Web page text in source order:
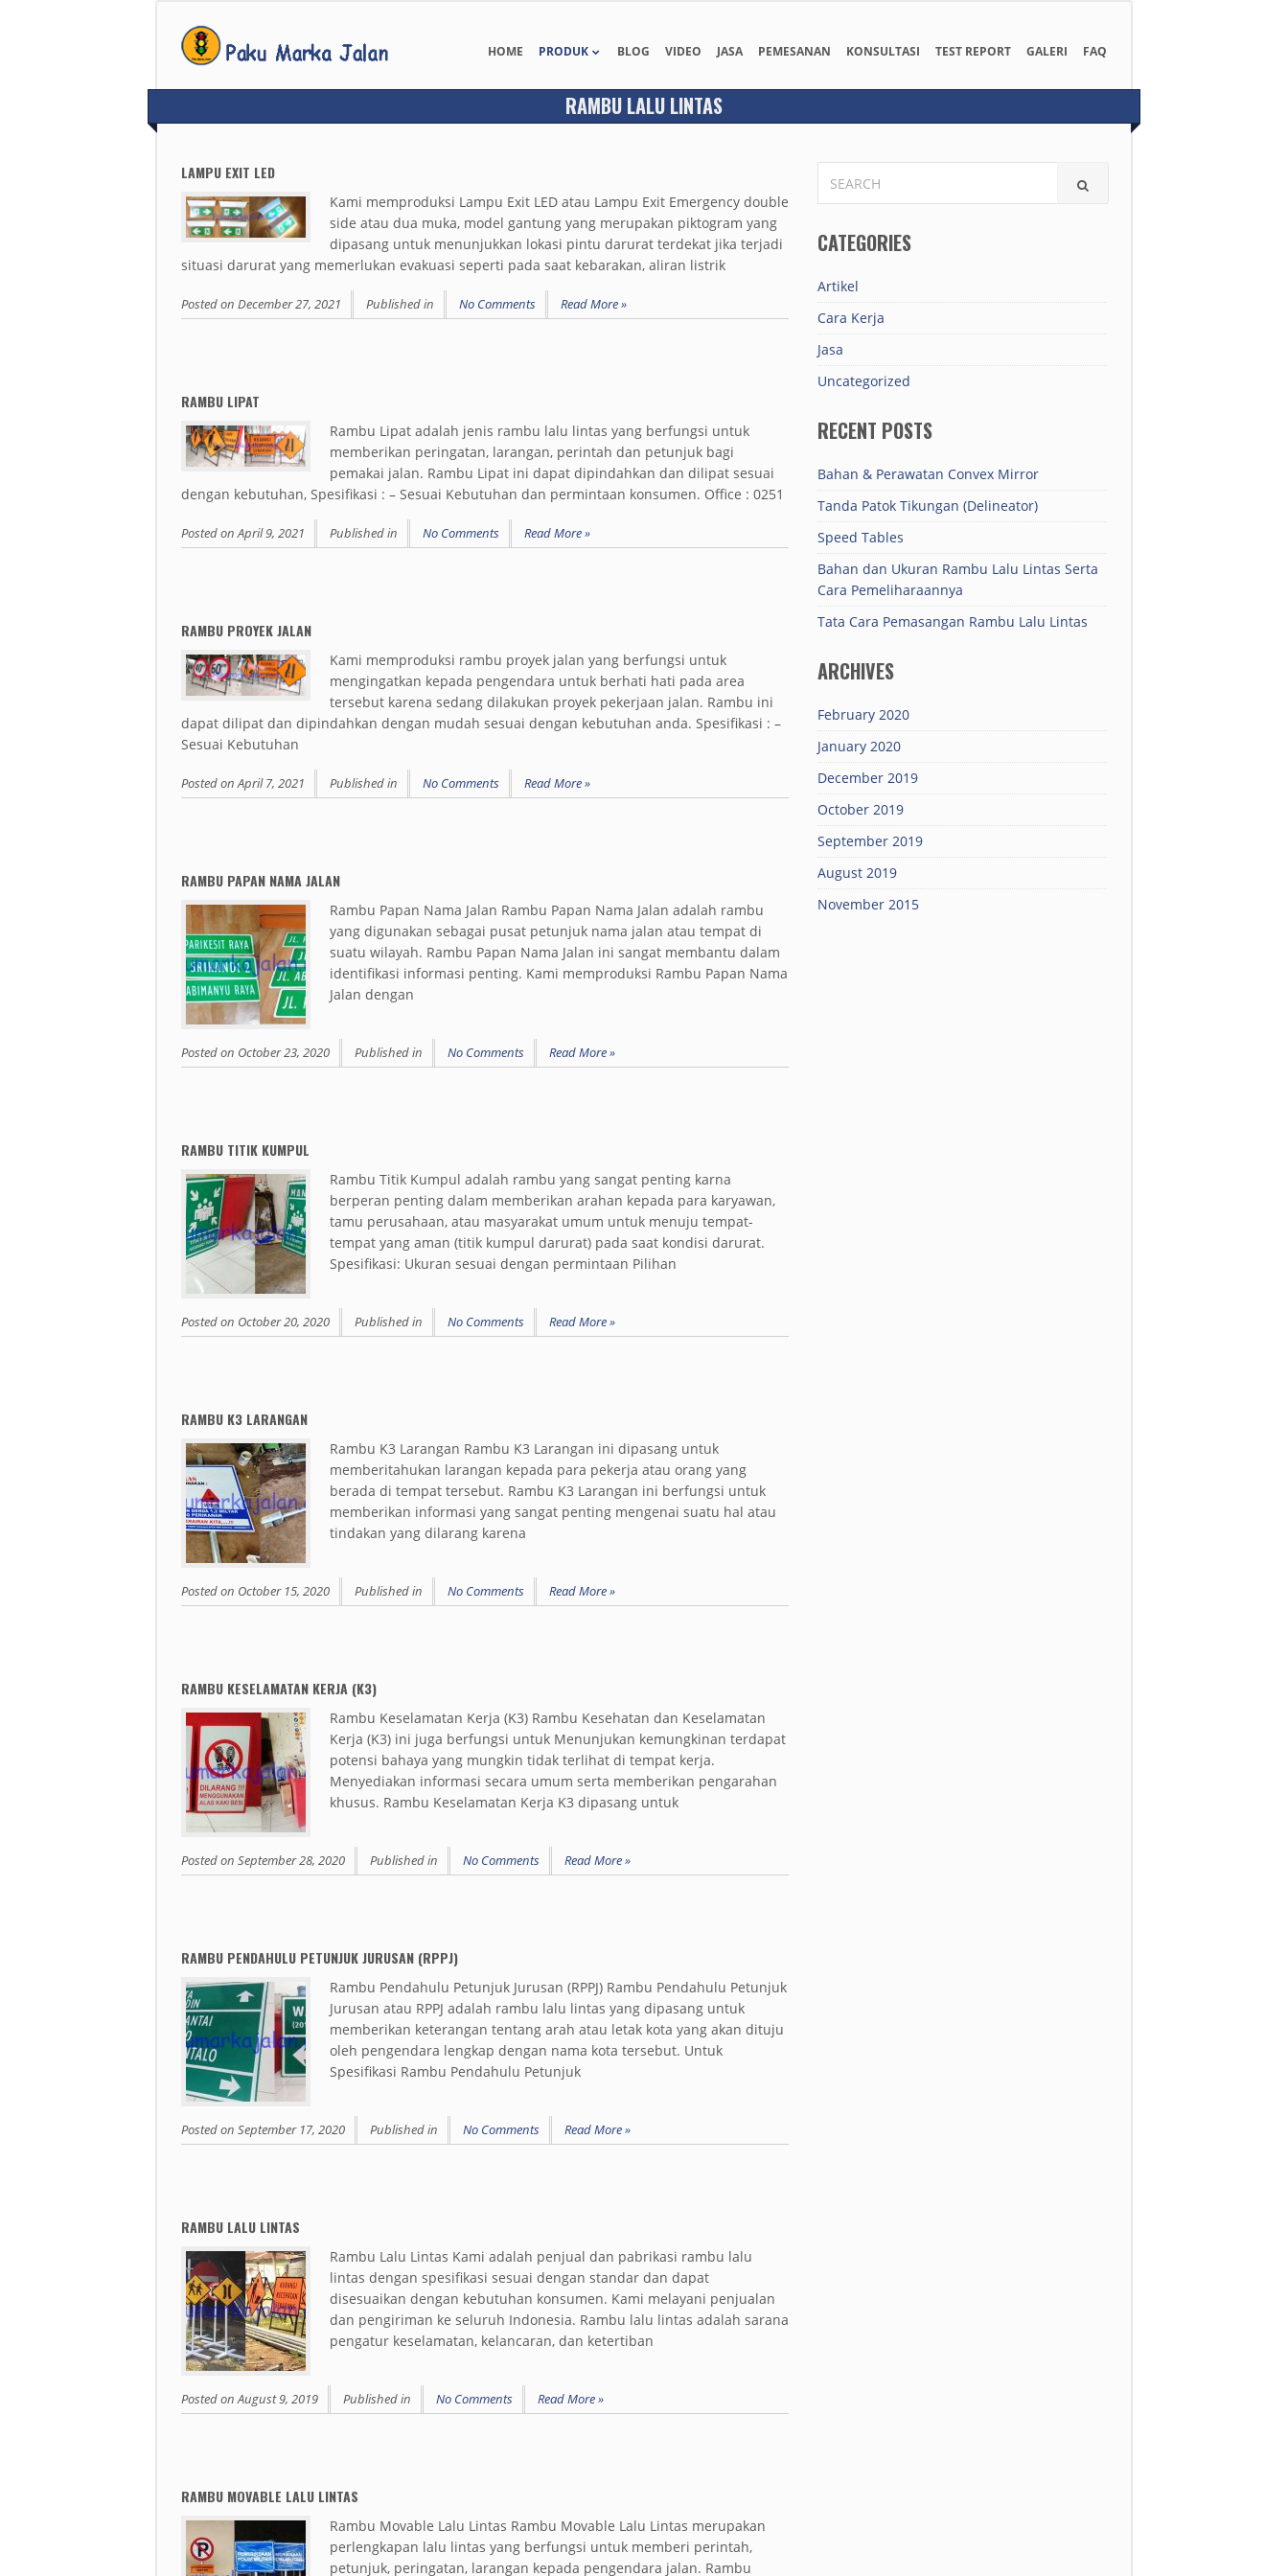
HOME PRODUK BLOG VIDEO JASA PEMESANAN KONSULTASI TEST REPORT GALERI FAQ
RAMBU LALU LINTAS
LAMPU EXIT LED
Kami memproduksi Lampu Exit LED atau Lampu Exit Emergency double
side atau dua muka, model gantung yang merupakan piktogram yang
dipasang untuk menunjukkan lokasi pintu darurat terdekat jika terjadi
situasi darurat yang memerlukan evakuasi seperti pada saat kebarakan, aliran listrik
Posted on December 27, 2021 Published in No Comments Read More »
RAMBU LIPAT
Rambu Lipat adalah jenis rambu lalu lintas yang berfungsi untuk
memberikan peringatan, larangan, perintah dan petunjuk bagi
pemakai jalan. Rambu Lipat ini dapat dipindahkan dan dilipat sesuai
dengan kebutuhan, Spesifikasi : – Sesuai Kebutuhan dan permintaan konsumen. Office : 0251
Posted onApril 9, 2021 Published in No Comments Read More »
RAMBU PROYEK JALAN
Kami memproduksi rambu proyek jalan yang berfungsi untuk
mengingatkan kepada pengendara untuk berhati hati pada area
tersebut karena sedang dilakukan proyek pekerjaan jalan. Rambu ini
dapat dilipat dan dipindahkan dengan mudah sesuai dengan kebutuhan anda. Spesifikasi : –
Sesuai Kebutuhan
Posted onApril 7, 2021 Published in No Comments Read More »
RAMBU PAPAN NAMA JALAN
Rambu Papan Nama Jalan Rambu Papan Nama Jalan adalah rambu
yang digunakan sebagai pusat petunjuk nama jalan atau tempat di
suatu wilayah. Rambu Papan Nama Jalan ini sangat membantu dalam
identifikasi informasi penting. Kami memproduksi Rambu Papan Nama
Jalan dengan
Posted on October 23, 2020 Published in No Comments Read More »
RAMBU TITIK KUMPUL
Rambu Titik Kumpul adalah rambu yang sangat penting karna
berperan penting dalam memberikan arahan kepada para karyawan,
tamu perusahaan, atau masyarakat umum untuk menuju tempat-
tempat yang aman (titik kumpul darurat) pada saat kondisi darurat.
Spesifikasi: Ukuran sesuai dengan permintaan Pilihan
Posted on October 20, 2020 Published in No Comments Read More »
RAMBU K3 LARANGAN
Rambu K3 Larangan Rambu K3 Larangan ini dipasang untuk
memberitahukan larangan kepada para pekerja atau orang yang
berada di tempat tersebut. Rambu K3 Larangan ini berfungsi untuk
memberikan informasi yang sangat penting mengenai suatu hal atau
tindakan yang dilarang karena
Posted on October 15, 2020 Published in No Comments Read More »
RAMBU KESELAMATAN KERJA (K3)
Rambu Keselamatan Kerja (K3) Rambu Kesehatan dan Keselamatan
Kerja (K3) ini juga berfungsi untuk Menunjukan kemungkinan terdapat
potensi bahaya yang mungkin tidak terlihat di tempat kerja.
Menyediakan informasi secara umum serta memberikan pengarahan
khusus. Rambu Keselamatan Kerja K3 dipasang untuk
Posted on September 28, 2020 Published in No Comments Read More »
RAMBU PENDAHULU PETUNJUK JURUSAN (RPPJ)
Rambu Pendahulu Petunjuk Jurusan (RPPJ) Rambu Pendahulu Petunjuk
Jurusan atau RPPJ adalah rambu lalu lintas yang dipasang untuk
memberikan keterangan tentang arah atau letak kota yang akan dituju
oleh pengendara lengkap dengan nama kota tersebut. Untuk
Spesifikasi Rambu Pendahulu Petunjuk
Posted on September 17, 2020 Published in No Comments Read More »
RAMBU LALU LINTAS
Rambu Lalu Lintas Kami adalah penjual dan pabrikasi rambu lalu
lintas dengan spesifikasi sesuai dengan standar dan dapat
disesuaikan dengan kebutuhan konsumen. Kami melayani penjualan
dan pengiriman ke seluruh Indonesia. Rambu lalu lintas adalah sarana
pengatur keselamatan, kelancaran, dan ketertiban
Posted onAugust 9, 2019 Published in No Comments Read More »
RAMBU MOVABLE LALU LINTAS
Rambu Movable Lalu Lintas Rambu Movable Lalu Lintas merupakan
perlengkapan lalu lintas yang berfungsi untuk memberi perintah,
petunjuk, peringatan, larangan kepada pengendara jalan. Rambu
FOR:
CATEGORIES
Artikel
Cara Kerja
Jasa
Uncategorized
RECENT POSTS
Bahan & Perawatan Convex Mirror
Tanda Patok Tikungan (Delineator)
Speed Tables
Bahan dan Ukuran Rambu Lalu Lintas Serta
Cara Pemeliharaannya
Tata Cara Pemasangan Rambu Lalu Lintas
ARCHIVES
February 2020
January 2020
December 2019
October 2019
September 2019
August 2019
November 2015